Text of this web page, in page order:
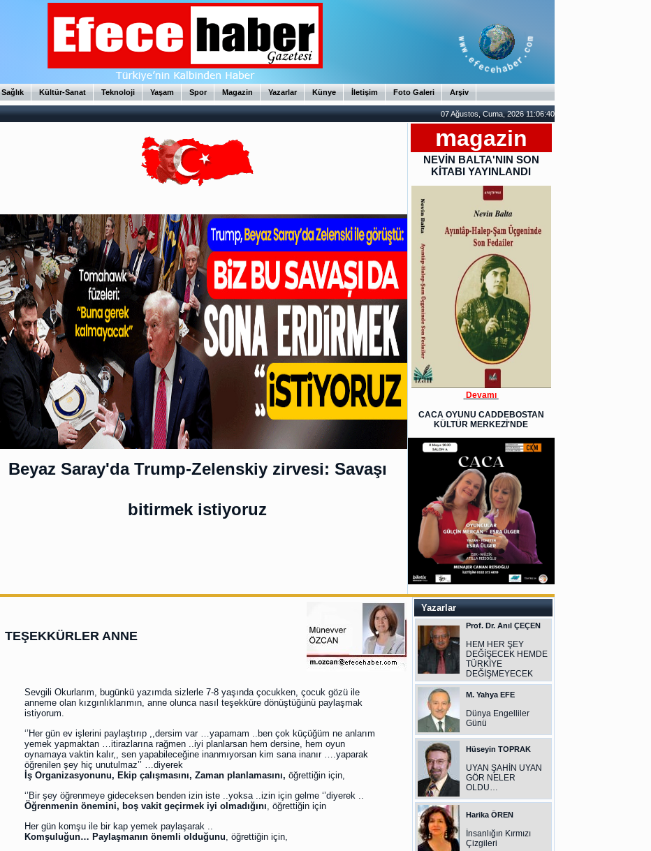
Sağlık Kültür-Sanat Teknoloji Yaşam Spor Magazin Yazarlar Künye İletişim Foto Galeri Arşiv
07 Ağustos, Cuma, 2026 11:06:41
Beyaz Saray'da Trump-Zelenskiy zirvesi: Savaşı
bitirmek istiyoruz
magazin
NEVİN BALTA'NIN SON
KİTABI YAYINLANDI
Devamı
CACA OYUNU CADDEBOSTAN
KÜLTÜR MERKEZİ'NDE
TEŞEKKÜRLER ANNE
Sevgili Okurlarım, bugünkü yazımda sizlerle 7-8 yaşında çocukken, çocuk gözü ile
anneme olan kızgınlıklarımın, anne olunca nasıl teşekküre dönüştüğünü paylaşmak
istiyorum.
‘’Her gün ev işlerini paylaştırıp ,,dersim var …yapamam ..ben çok küçüğüm ne anlarım
yemek yapmaktan …itirazlarına rağmen ..iyi planlarsan hem dersine, hem oyun
oynamaya vaktin kalır,, sen yapabileceğine inanmıyorsan kim sana inanır ….yaparak
öğrenilen şey hiç unutulmaz’’ …diyerek
İş Organizasyonunu, Ekip çalışmasını, Zaman planlamasını, öğrettiğin için,
‘’Bir şey öğrenmeye gideceksen benden izin iste ..yoksa ..izin için gelme ‘’diyerek ..
Öğrenmenin önemini, boş vakit geçirmek iyi olmadığını, öğrettiğin için
Her gün komşu ile bir kap yemek paylaşarak ..
Komşuluğun… Paylaşmanın önemli olduğunu, öğrettiğin için,
Yazarlar
Prof. Dr. Anıl ÇEÇEN
HEM HER ŞEY
DEĞİŞECEK HEMDE
TÜRKİYE
DEĞİŞMEYECEK
M. Yahya EFE
Dünya Engelliler
Günü
Hüseyin TOPRAK
UYAN ŞAHİN UYAN
GÖR NELER
OLDU…
Harika ÖREN
İnsanlığın Kırmızı
Çizgileri